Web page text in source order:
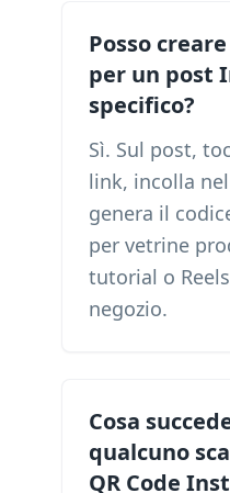
Posso
per un post
specifico?
Sì. Sul post,
link, incolla
genera il
per vetrine
tutorial o
negozio.
Cosa
qualcuno
QR Code